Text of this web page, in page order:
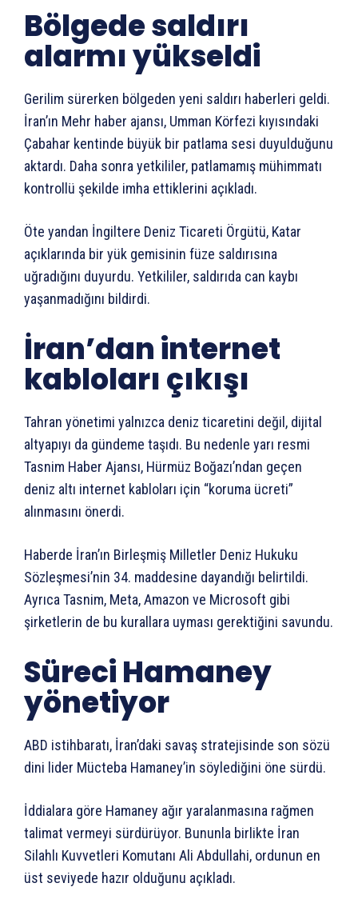
Bölgede saldırı
alarmı yükseldi
Gerilim sürerken bölgeden yeni saldırı haberleri geldi.
İran’ın Mehr haber ajansı, Umman Körfezi kıyısındaki
Çabahar kentinde büyük bir patlama sesi duyulduğunu
aktardı. Daha sonra yetkililer, patlamamış mühimmatı
kontrollü şekilde imha ettiklerini açıkladı.
Öte yandan İngiltere Deniz Ticareti Örgütü, Katar
açıklarında bir yük gemisinin füze saldırısına
uğradığını duyurdu. Yetkililer, saldırıda can kaybı
yaşanmadığını bildirdi.
İran’dan internet
kabloları çıkışı
Tahran yönetimi yalnızca deniz ticaretini değil, dijital
altyapıyı da gündeme taşıdı. Bu nedenle yarı resmi
Tasnim Haber Ajansı, Hürmüz Boğazı’ndan geçen
deniz altı internet kabloları için “koruma ücreti”
alınmasını önerdi.
Haberde İran’ın Birleşmiş Milletler Deniz Hukuku
Sözleşmesi’nin 34. maddesine dayandığı belirtildi.
Ayrıca Tasnim, Meta, Amazon ve Microsoft gibi
şirketlerin de bu kurallara uyması gerektiğini savundu.
Süreci Hamaney
yönetiyor
ABD istihbaratı, İran’daki savaş stratejisinde son sözü
dini lider Mücteba Hamaney’in söylediğini öne sürdü.
İddialara göre Hamaney ağır yaralanmasına rağmen
talimat vermeyi sürdürüyor. Bununla birlikte İran
Silahlı Kuvvetleri Komutanı Ali Abdullahi, ordunun en
üst seviyede hazır olduğunu açıkladı.